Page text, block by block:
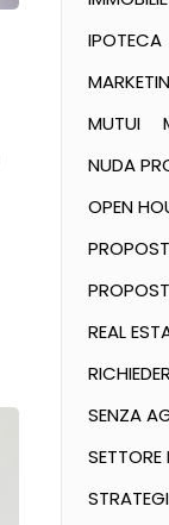
IPOTECA
MUTUI
NUDA
OPEN
REAL
SENZA
SETTORE